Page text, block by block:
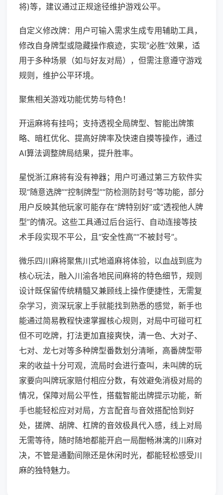
将)等，建议通过正规途径维护游戏公平。
自定义修改牌：用户可输入需求生成专用辅助工具，
修改自身牌型或隐藏操作痕迹，实现“必胜”效果，适
用于多种场景（如与好友对局），但需注意遵守游戏
规则，维护公平环境。
聚焦相关游戏功能优势与特色！
开运麻将有挂吗；支持透视全局牌型、智能出牌策
略、暗杠优化、提高好牌率及快速自摸等操作，通过
AI算法调整牌局结果，提升胜率。
星悦浙江麻将有没有神器；用户可通过第三方软件实
现“随意选牌”“控制牌型”“防检测防封号”等功能，部分
用户反映其他玩家可能存在“牌特别好”或“透视他人牌
型”的情况。这些工具通过后台运行、自动连接等技
术手段实现不平公，且“安全性高”“不被封号”。
微乐四川麻将聚焦川式地道麻将体验，以血战到底为
核心玩法，融入川渝各地民间麻将的特色细节，规则
设计既保留传统精髓又兼顾线上操作便捷性，无需复
杂学习，资深玩家上手就能找到熟悉的感觉，新手也
能通过简易教程快速掌握核心规则，对局中可碰可杠
但不可吃牌，打法更加直接爽快，清一色、大对子、
七对、龙七对等多种牌型番数划分清晰，高番牌型带
来的收益十分可观，流局时会进行查叫，未叫牌的玩
家要向叫牌玩家赔付相应分数，有效避免消极对局的
情况，保障对局公平性，搭载智能出牌提示功能，新
手也能轻松应对对局，方言配音与音效搭配恰到好
处，搓牌、胡牌、杠牌的音效极具代入感，线上对局
无需等待，随时随地都能开启一局酣畅淋漓的川麻对
决，不管是通勤间隙还是休闲时光，都能轻松感受川
麻的独特魅力。